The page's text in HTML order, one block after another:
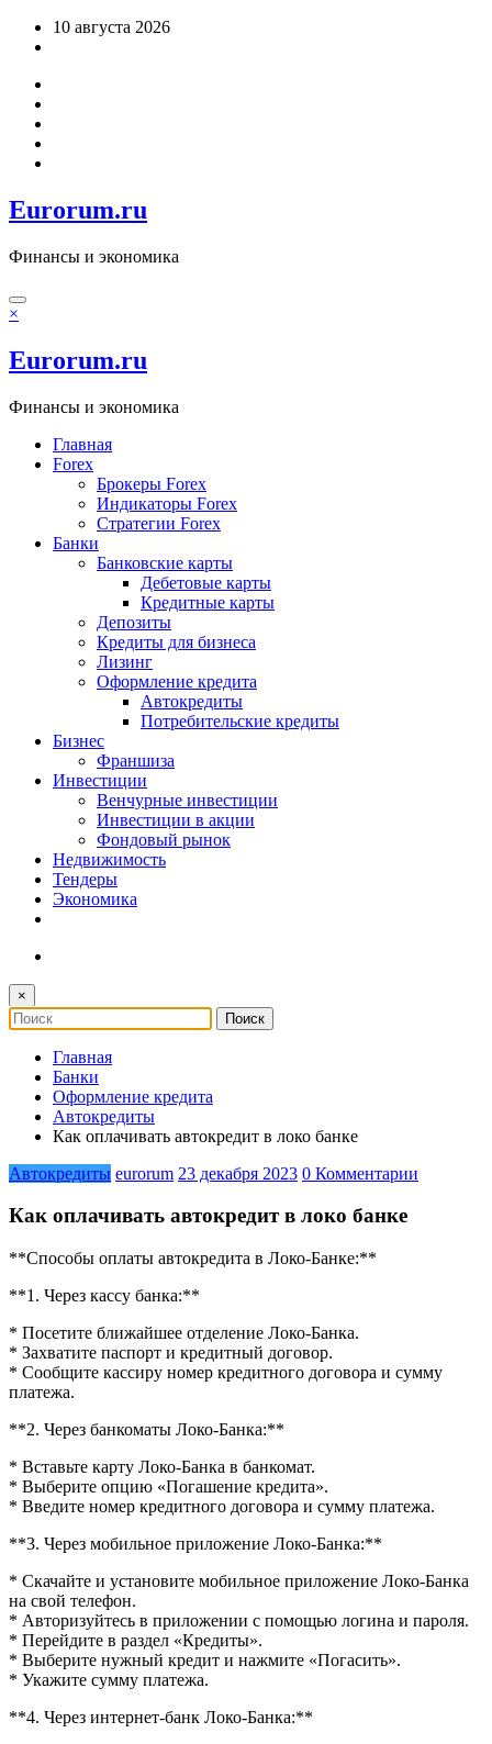
Перейти10 августа 2026
Eurorum.ru
Финансы и экономика
×
Eurorum.ru
Финансы и экономика
Главная
Forex
Брокеры Forex
Индикаторы Forex
Стратегии Forex
Банки
Банковские карты
Дебетовые карты
Кредитные карты
Депозиты
Кредиты для бизнеса
Лизинг
Оформление кредита
Автокредиты
Потребительские кредиты
Бизнес
Франшиза
Инвестиции
Венчурные инвестиции
Инвестиции в акции
Фондовый рынок
Недвижимость
Тендеры
Экономика
×
Главная
Банки
Оформление кредита
Автокредиты
Как оплачивать автокредит в локо банке
Автокредиты eurorum 23 декабря 2023 0 Комментарии
Как оплачивать автокредит в локо банке
**Способы оплаты автокредита в Локо-Банке:**
**1. Через кассу банка:**
* Посетите ближайшее отделение Локо-Банка.
* Захватите паспорт и кредитный договор.
* Сообщите кассиру номер кредитного договора и сумму
платежа.
**2. Через банкоматы Локо-Банка:**
* Вставьте карту Локо-Банка в банкомат.
* Выберите опцию «Погашение кредита».
* Введите номер кредитного договора и сумму платежа.
**3. Через мобильное приложение Локо-Банка:**
* Скачайте и установите мобильное приложение Локо-Банка
на свой телефон.
* Авторизуйтесь в приложении с помощью логина и пароля.
* Перейдите в раздел «Кредиты».
* Выберите нужный кредит и нажмите «Погасить».
* Укажите сумму платежа.
**4. Через интернет-банк Локо-Банка:**